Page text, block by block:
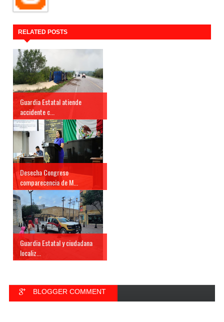
RELATED POSTS
Guardia Estatal atiende
accidente c...
Desecha Congreso
comparecencia de M...
Guardia Estatal y ciudadana
localiz...
BLOGGER COMMENT